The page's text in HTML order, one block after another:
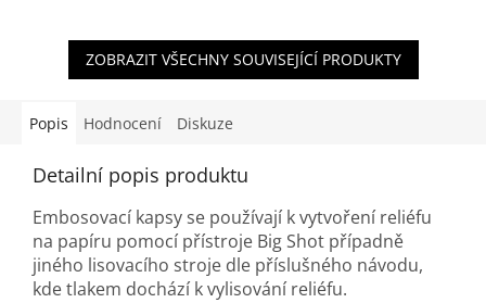
ZOBRAZIT VŠECHNY SOUVISEJÍCÍ PRODUKTY
Popis Hodnocení Diskuze
Detailní popis produktu
Embosovací kapsy se používají k vytvoření reliéfu
na papíru pomocí přístroje Big Shot případně
jiného lisovacího stroje dle příslušného návodu,
kde tlakem dochází k vylisování reliéfu.